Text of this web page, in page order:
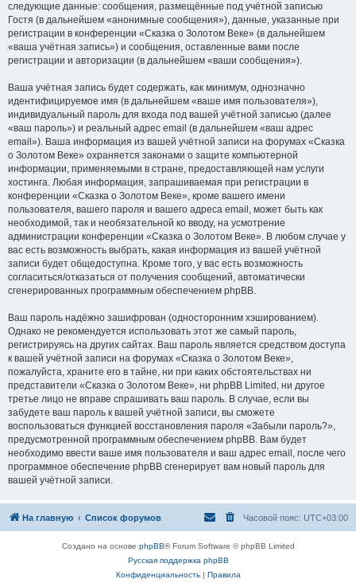
следующие данные: сообщения, размещённые под учётной записью
Гостя (в дальнейшем «анонимные сообщения»), данные, указанные при
регистрации в конференции «Сказка о Золотом Веке» (в дальнейшем
«ваша учётная запись») и сообщения, оставленные вами после
регистрации и авторизации (в дальнейшем «ваши сообщения»).
Ваша учётная запись будет содержать, как минимум, однозначно
идентифицируемое имя (в дальнейшем «ваше имя пользователя»),
индивидуальный пароль для входа под вашей учётной записью (далее
«ваш пароль») и реальный адрес email (в дальнейшем «ваш адрес
email»). Ваша информация из вашей учётной записи на форумах «Сказка
о Золотом Веке» охраняется законами о защите компьютерной
информации, применяемыми в стране, предоставляющей нам услуги
хостинга. Любая информация, запрашиваемая при регистрации в
конференции «Сказка о Золотом Веке», кроме вашего имени
пользователя, вашего пароля и вашего адреса email, может быть как
необходимой, так и необязательной ко вводу, на усмотрение
администрации конференции «Сказка о Золотом Веке». В любом случае у
вас есть возможность выбрать, какая информация из вашей учётной
записи будет общедоступна. Кроме того, у вас есть возможность
согласиться/отказаться от получения сообщений, автоматически
сгенерированных программным обеспечением phpBB.
Ваш пароль надёжно зашифрован (односторонним хэшированием).
Однако не рекомендуется использовать этот же самый пароль,
регистрируясь на других сайтах. Ваш пароль является средством доступа
к вашей учётной записи на форумах «Сказка о Золотом Веке»,
пожалуйста, храните его в тайне, ни при каких обстоятельствах ни
представители «Сказка о Золотом Веке», ни phpBB Limited, ни другое
третье лицо не вправе спрашивать ваш пароль. В случае, если вы
забудете ваш пароль к вашей учётной записи, вы сможете
воспользоваться функцией восстановления пароля «Забыли пароль?»,
предусмотренной программным обеспечением phpBB. Вам будет
необходимо ввести ваше имя пользователя и ваш адрес email, после чего
программное обеспечение phpBB сгенерирует вам новый пароль для
вашей учётной записи.
На главную Список форумов Часовой пояс: UTC+03:00
Создано на основе phpBB® Forum Software © phpBB Limited
Русская поддержка phpBB
Конфиденциальность| Правила